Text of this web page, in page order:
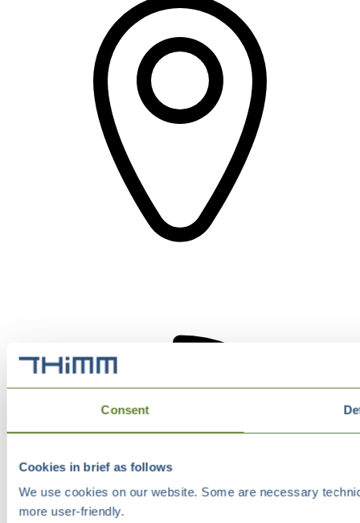
Consent
Cookies in brief as follows
We use cookies on our website. Some are necessary
more user-friendly.